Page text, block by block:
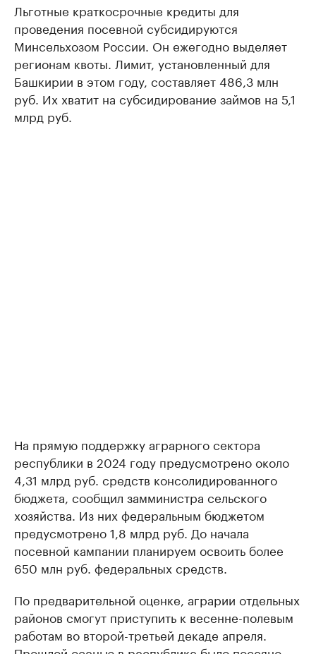
Льготные краткосрочные кредиты для
проведения посевной субсидируются
Минсельхозом России. Он ежегодно выделяет
регионам квоты. Лимит, установленный для
Башкирии в этом году, составляет 486,3 млн
руб. Их хватит на субсидирование займов на 5,1
млрд руб.
На прямую поддержку аграрного сектора
республики в 2024 году предусмотрено около
4,31 млрд руб. средств консолидированного
бюджета, сообщил замминистра сельского
хозяйства. Из них федеральным бюджетом
предусмотрено 1,8 млрд руб. До начала
посевной кампании планируем освоить более
650 млн руб. федеральных средств.
По предварительной оценке, аграрии отдельных
районов смогут приступить к весенне-полевым
работам во второй-третьей декаде апреля.